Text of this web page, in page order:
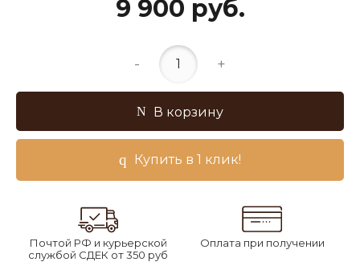
9 900 руб.
- +
В корзину
Купить в 1 клик!
Почтой РФ и курьерской
службой СДЕК от 350 руб
Оплата при получении